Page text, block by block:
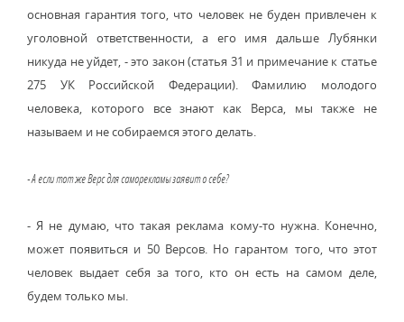
основная гарантия того, что человек не буден привлечен к
уголовной ответственности, а его имя дальше Лубянки
никуда не уйдет, - это закон (статья 31 и примечание к статье
275 УК Российской Федерации). Фамилию молодого
человека, которого все знают как Верса, мы также не
называем и не собираемся этого делать.
- А если тот же Верс для саморекламы заявит о себе?
- Я не думаю, что такая реклама кому-то нужна. Конечно,
может появиться и 50 Версов. Но гарантом того, что этот
человек выдает себя за того, кто он есть на самом деле,
будем только мы.